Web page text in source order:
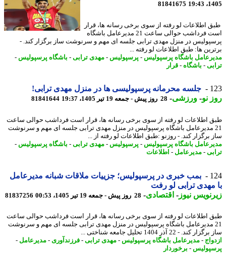
81841675
اطلاعات لو رفته از سوی برخی رسانه ها، قرار
است فرداشب حوالی ساعت 21 مدیرعامل باشگاه
در منزل مهدی ترابی جلسه ای مهم و سرنوشت ساز برگزار کند. -
ها: طبق اطلاعات لو رفته ...
باشگاه پرسپولیس-پرسپولیس-مهدی ترابی- باشگاه پرسپولیس-
- باشگاه-قرار
جلسه محرمانه پرسپولیسی ها در منزل مهدی ترابی!
نو- ورزشی-28 روز پیش - جمعه 19 تیر 1405، 19:37 81841644
اطلاعات لو رفته از سوی برخی رسانه ها، قرار است فرداشب حوالی ساعت
مدیرعامل باشگاه پرسپولیس در منزل مهدی ترابی جلسه ای مهم و سرنوشت
برگزار کند. - روزنو :طبق اطلاعات لو رفته از ...
باشگاه پرسپولیس-پرسپولیس-مهدی ترابی- باشگاه پرسپولیس-
- مدیرعامل-اطلاعات
بمب خبری در پرسپولیس؛ جزییات ملاقات شبانه مدیرعامل
مهدی ترابی لو رفت
نیوز-اقتصادی-28 روز پیش - جمعه 19 تیر 1405، 00:53 81837256
اطلاعات لو رفته از سوی برخی رسانه ها، قرار است فرداشب حوالی ساعت
مدیرعامل باشگاه پرسپولیس در منزل مهدی ترابی جلسه ای مهم و سرنوشت
کند. - 22 آذر 1404 تحلیل جامعه شناختی ...
-مدیرعامل باشگاه پرسپولیس-مهدی ترابی- فرزندآوری - مدیرعامل-
-برخوردار